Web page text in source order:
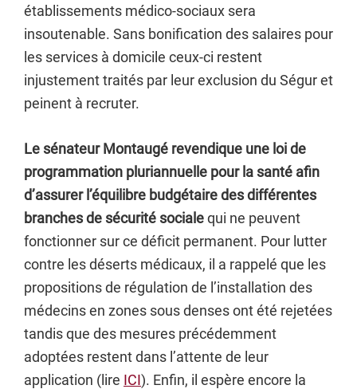
établissements médico-sociaux sera
insoutenable. Sans bonification des salaires pour
les services à domicile ceux-ci restent
injustement traités par leur exclusion du Ségur et
peinent à recruter.
Le sénateur Montaugé revendique une loi de
programmation pluriannuelle pour la santé afin
d’assurer l’équilibre budgétaire des différentes
branches de sécurité socialequi ne peuvent
fonctionner sur ce déficit permanent. Pour lutter
contre les déserts médicaux, il a rappelé que les
propositions de régulation de l’installation des
médecins en zones sous denses ont été rejetées
tandis que des mesures précédemment
adoptées restent dans l’attente de leur
application (lire ICI). Enfin, il espère encore la